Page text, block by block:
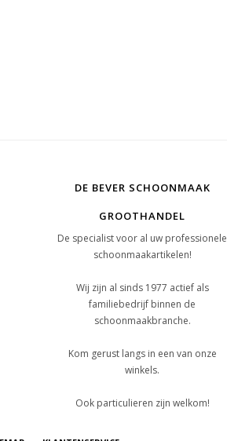
DE BEVER SCHOONMAAK
GROOTHANDEL
De specialist voor al uw professionele
schoonmaakartikelen!
Wij zijn al sinds 1977 actief als
familiebedrijf binnen de
schoonmaakbranche.
Kom gerust langs in een van onze
winkels.
Ook particulieren zijn welkom!